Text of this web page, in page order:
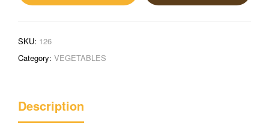
SKU: 126
Category: VEGETABLES
Description